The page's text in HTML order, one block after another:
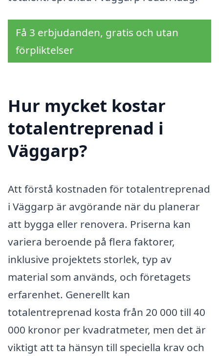
Få 3 erbjudanden, gratis och utan
förpliktelser
Hur mycket kostar
totalentreprenad i
Väggarp?
Att förstå kostnaden för totalentreprenad
i Väggarp är avgörande när du planerar
att bygga eller renovera. Priserna kan
variera beroende på flera faktorer,
inklusive projektets storlek, typ av
material som används, och företagets
erfarenhet. Generellt kan
totalentreprenad kosta från 20 000 till 40
000 kronor per kvadratmeter, men det är
viktigt att ta hänsyn till speciella krav och